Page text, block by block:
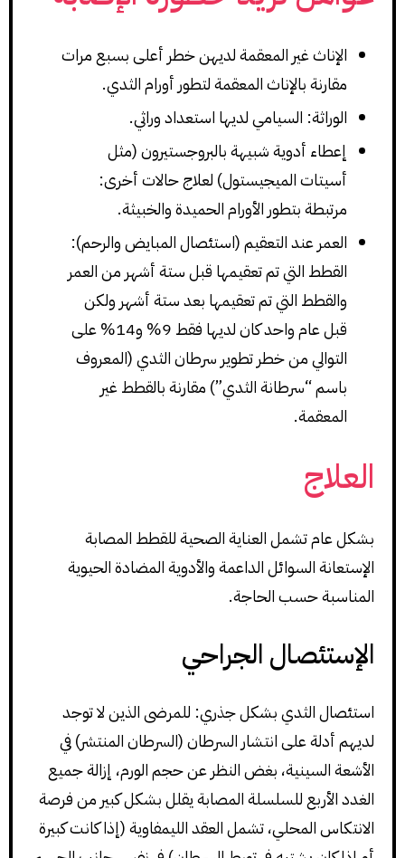
الإناث غير المعقمة لديهن خطر أعلى بسبع مرات
مقارنة بالإناث المعقمة لتطور أورام الثدي.
الوراثة: السيامي لديها استعداد وراثي.
إعطاء أدوية شبيهة بالبروجستيرون (مثل
أسيتات الميجيستول) لعلاج حالات أخرى:
مرتبطة بتطور الأورام الحميدة والخبيثة.
العمر عند التعقيم (استئصال المبايض والرحم):
القطط التي تم تعقيمها قبل ستة أشهر من العمر
والقطط التي تم تعقيمها بعد ستة أشهر ولكن
قبل عام واحد كان لديها فقط 9% و14% على
التوالي من خطر تطوير سرطان الثدي (المعروف
باسم “سرطانة الثدي”) مقارنة بالقطط غير
المعقمة.
العلاج
بشكل عام تشمل العناية الصحية للقطط المصابة
الإستعانة السوائل الداعمة والأدوية المضادة الحيوية
المناسبة حسب الحاجة.
الإستئصال الجراحي
استئصال الثدي بشكل جذري: للمرضى الذين لا توجد
لديهم أدلة على انتشار السرطان (السرطان المنتشر) في
الأشعة السينية، بغض النظر عن حجم الورم، إزالة جميع
الغدد الأربع للسلسلة المصابة يقلل بشكل كبير من فرصة
الانتكاس المحلي، تشمل العقد الليمفاوية (إذا كانت كبيرة